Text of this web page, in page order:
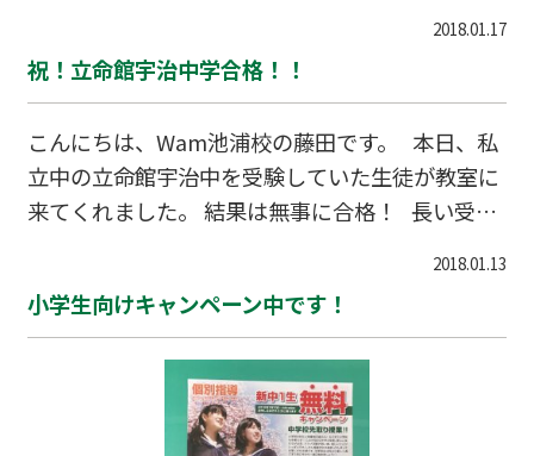
の方が大切です。 インフルエンザの影響で学年閉
鎖や学級閉鎖になっている近隣の中学校・小学校
もあります。 池浦校でも予防のため加湿器を教室
に置きました。30%前後だった教室の湿度が、4
0%以上となり快適に過ごせるようになりまし
た。 受験生の皆様も万全の状態で試験に臨みま
2018.01.17
祝！立命館宇治中学合格！！
こんにちは、Wam池浦校の藤田です。 本日、私
立中の立命館宇治中を受験していた生徒が教室に
来てくれました。 結果は無事に合格！ 長い受験
2018.01.13
小学生向けキャンペーン中です！